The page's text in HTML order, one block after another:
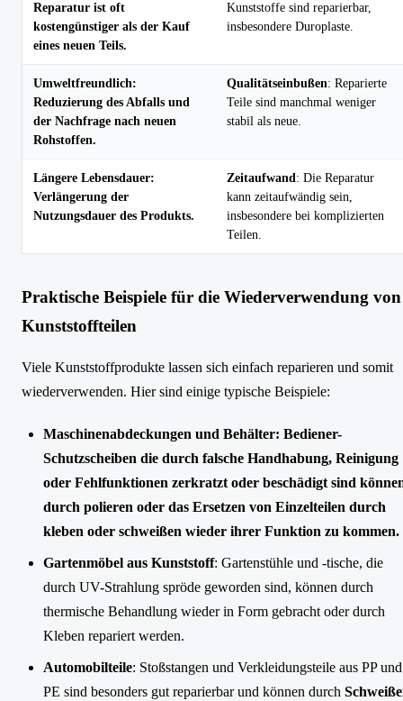
Reparatur ist oft
kostengünstiger als der Kauf
eines neuen Teils.
Kunststoffe sind reparierbar,
insbesondere Duroplaste.
Umweltfreundlich:
Reduzierung des Abfalls und
der Nachfrage nach neuen
Rohstoffen.
Qualitätseinbußen: Reparierte
Teile sind manchmal weniger
stabil als neue.
Längere Lebensdauer:
Verlängerung der
Nutzungsdauer des Produkts.
Zeitaufwand: Die Reparatur
kann zeitaufwändig sein,
insbesondere bei komplizierten
Teilen.
Praktische Beispiele für die Wiederverwendung von
Kunststoffteilen
Viele Kunststoffprodukte lassen sich einfach reparieren und somit
wiederverwenden. Hier sind einige typische Beispiele:
Maschinenabdeckungen und Behälter: Bediener-
Schutzscheiben die durch falsche Handhabung, Reinigung
oder Fehlfunktionen zerkratzt oder beschädigt sind
durch polieren oder das Ersetzen von Einzelteilen durch
kleben oder schweißen wieder ihrer Funktion zu kommen.
Gartenmöbel aus Kunststoff: Gartenstühle und -tische, die
durch UV-Strahlung spröde geworden sind, können durch
thermische Behandlung wieder in Form gebracht oder durch
Kleben repariert werden.
Automobilteile: Stoßstangen und Verkleidungsteile aus PP und
PE sind besonders gut reparierbar und können durch